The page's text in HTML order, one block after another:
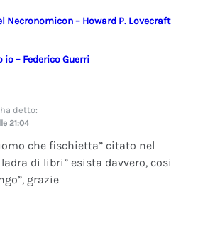
Necronomicon – Howard P. Lovecraft
io – Federico Guerri
ha detto:
21:04
che fischietta” citato nel
di libri” esista davvero, cosi
grazie